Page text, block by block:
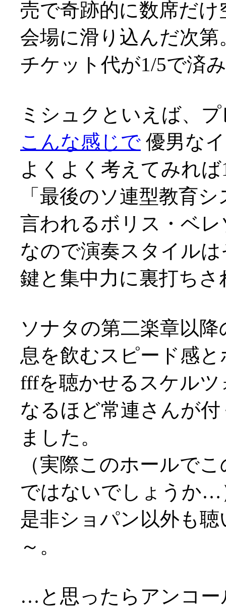
売で奇跡的に数席だ
会場に滑り込んだ次第
チケット代が1/5で済
ミシュクといえば、
こんな感じで 優男な
よくよく考えてみれ
「最後のソ連型教育
言われるボリス・ベ
なので演奏スタイル
鍵と集中力に裏打ち
ソナタの第二楽章以
息を飲むスピード感
fffを聴かせるスケルツ
なるほど常連さんが
ました。
（実際このホールで
ではないでしょうか…
是非ショパン以外も
～。
…と思ったらアンコー